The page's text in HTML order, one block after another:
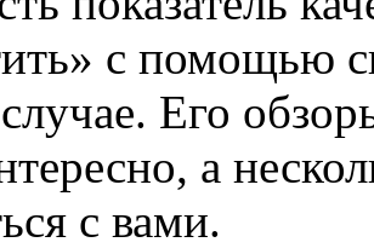
с помощью
Его
а
с вами.